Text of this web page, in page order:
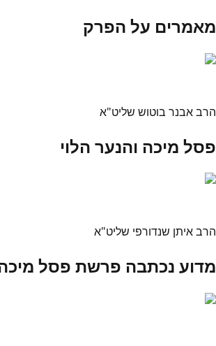
מאמרים על הפרק
הרב אבנר בוטוש שליט"א
פסל מיכה והנער הלוי
הרב איתן שנדורפי שליט"א
מדוע נכתבה פרשת פסל